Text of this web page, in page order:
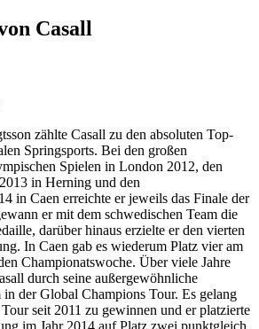
Casall
zählte Casall zu den absoluten Top-
Springsports. Bei den großen
Spielen in London 2012, den
in Herning und den
in Caen erreichte er jeweils das Finale der
er mit dem schwedischen Team die
darüber hinaus erzielte er den vierten
In Caen gab es wiederum Platz vier am
Championatswoche. Über viele Jahre
durch seine außergewöhnliche
der Global Champions Tour. Es gelang
seit 2011 zu gewinnen und er platzierte